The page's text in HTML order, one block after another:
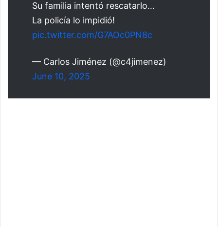
Su familia intentó rescatarlo…
La policía lo impidió!
pic.twitter.com/G7AOc0PN8c
— Carlos Jiménez (@c4jimenez)
June 10, 2025